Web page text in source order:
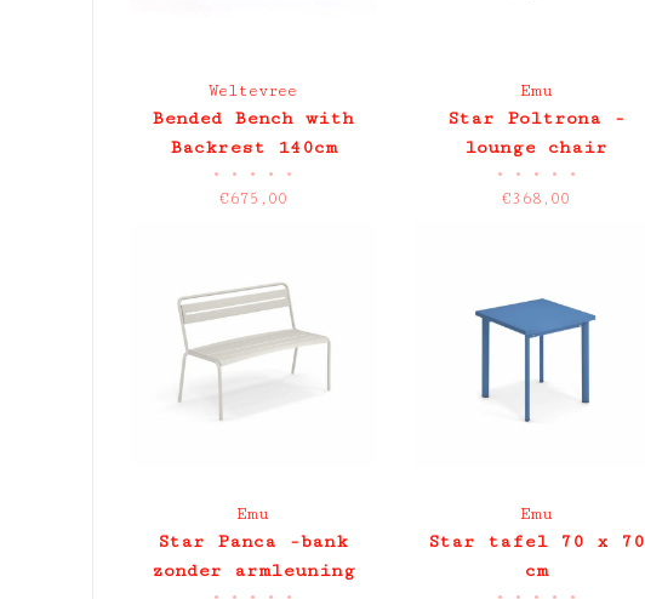
Weltevree
Bended Bench with
Backrest 140cm
• • • • •
€675,00
Emu
Star Poltrona -
lounge chair
• • • • •
€368,00
Emu
Star Panca -bank
zonder armleuning
• • • • •
Emu
Star tafel 70 x 70
cm
• • • • •